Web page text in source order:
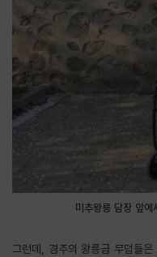
미추왕릉 담장 앞
그런데, 경주의 왕릉급 무덤들